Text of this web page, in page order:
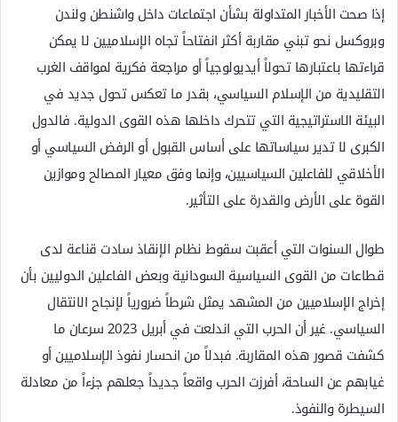
إذا صحت الأخبار المتداولة بشأن اجتماعات داخل واشنطن ولندن
وبروكسل نحو تبني مقاربة أكثر انفتاحاً تجاه الإسلاميين لا يمكن
قراءتها باعتبارها تحولاً أيديولوجياً أو مراجعة فكرية لمواقف الغرب
التقليدية من الإسلام السياسي، بقدر ما تعكس تحول جديد في
البيئة الاستراتيجية التي تتحرك داخلها هذه القوى الدولية. فالدول
الكبرى لا تدير سياساتها على أساس القبول أو الرفض السياسي أو
الأخلاقي للفاعلين السياسيين، وإنما وفق معيار المصالح وموازين
القوة على الأرض والقدرة على التأثير.
طوال السنوات التي أعقبت سقوط نظام الإنقاذ سادت قناعة لدى
قطاعات من القوى السياسية السودانية وبعض الفاعلين الدوليين بأن
إخراج الإسلاميين من المشهد يمثل شرطاً ضرورياً لإنجاح الانتقال
السياسي. غير أن الحرب التي اندلعت في أبريل 2023 سرعان ما
كشفت قصور هذه المقاربة. فبدلاً من انحسار نفوذ الإسلاميين أو
غيابهم عن الساحة، أفرزت الحرب واقعاً جديداً جعلهم جزءاً من معادلة
السيطرة والنفوذ.